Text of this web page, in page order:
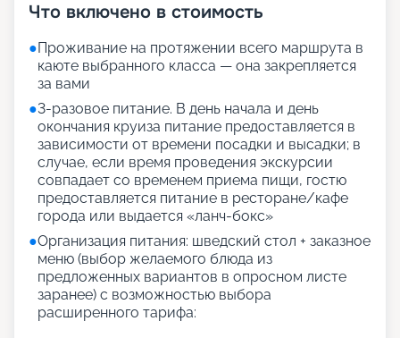
Что включено в стоимость
●Проживание на протяжении всего маршрута в
каюте выбранного класса — она закрепляется
за вами
●3-разовое питание. В день начала и день
окончания круиза питание предоставляется в
зависимости от времени посадки и высадки; в
случае, если время проведения экскурсии
совпадает со временем приема пищи, гостю
предоставляется питание в ресторане/кафе
города или выдается «ланч-бокс»
●Организация питания: шведский стол + заказное
меню (выбор желаемого блюда из
предложенных вариантов в опросном листе
заранее) с возможностью выбора
расширенного тарифа: